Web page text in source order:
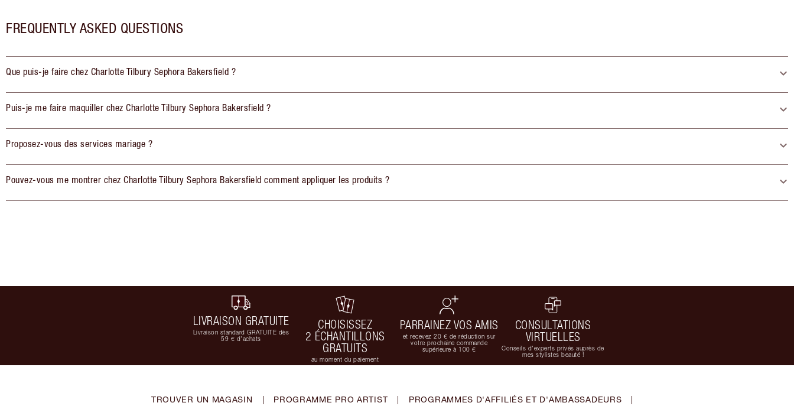
FREQUENTLY ASKED QUESTIONS
Que puis-je faire chez Charlotte Tilbury Sephora Bakersfield ?
Puis-je me faire maquiller chez Charlotte Tilbury Sephora Bakersfield ?
Proposez-vous des services mariage ?
Pouvez-vous me montrer chez Charlotte Tilbury Sephora Bakersfield comment appliquer les produits ?
LIVRAISON GRATUITE
Livraison standard GRATUITE dès
59 € d'achats
CHOISISSEZ
2 ÉCHANTILLONS
GRATUITS
au moment du paiement
PARRAINEZ VOS AMIS
et recevez 20 € de réduction sur
votre prochaine commande
supérieure à 100 €
CONSULTATIONS
VIRTUELLES
Conseils d'experts privés auprès de
mes stylistes beauté !
TROUVER UN MAGASIN | PROGRAMME PRO ARTIST | PROGRAMMES D'AFFILIÉS ET D'AMBASSADEURS |